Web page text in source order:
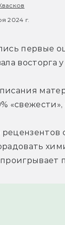
2024 г.
первые
восторга